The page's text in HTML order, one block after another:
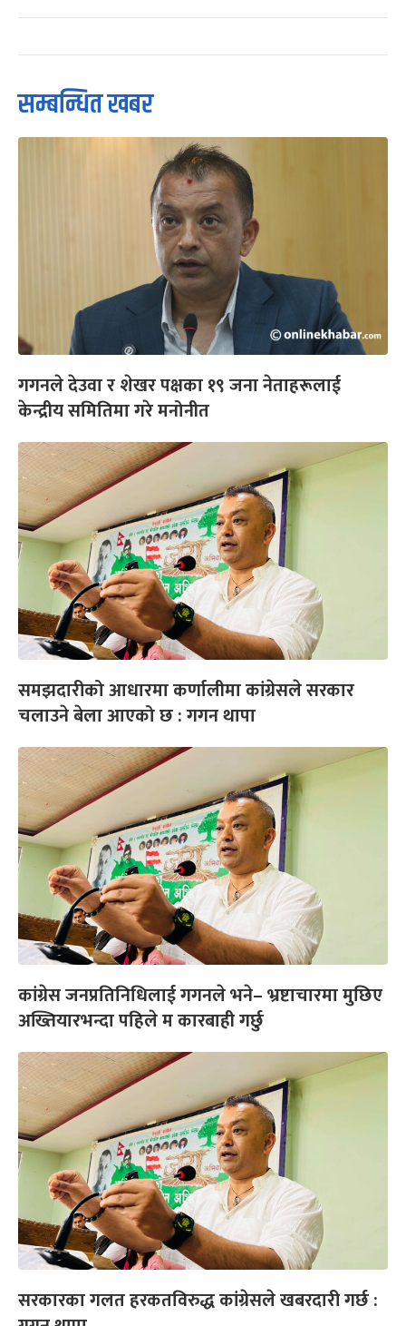
सम्बन्धित खबर
गगनले देउवा र शेखर पक्षका १९ जना नेताहरूलाई
केन्द्रीय समितिमा गरे मनोनीत
समझदारीको आधारमा कर्णालीमा कांग्रेसले सरकार
चलाउने बेला आएको छ : गगन थापा
कांग्रेस जनप्रतिनिधिलाई गगनले भने– भ्रष्टाचारमा मुछिए
अख्तियारभन्दा पहिले म कारबाही गर्छु
सरकारका गलत हरकतविरुद्ध कांग्रेसले खबरदारी गर्छ :